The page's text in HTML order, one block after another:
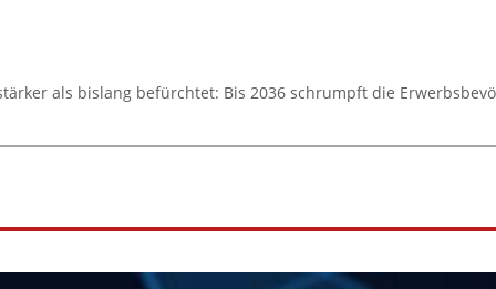
als bislang befürchtet: Bis 2036 schrumpft die